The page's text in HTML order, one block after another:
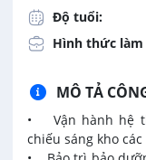
Độ tuổi:
Hình thức làm
MÔ TẢ
• Vận hành hệ
chiếu sáng kho